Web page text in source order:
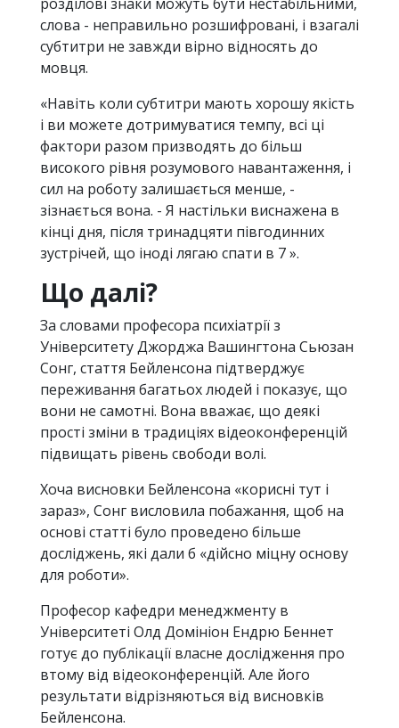
слова - неправильно розшифровані, і взагалі
субтитри не завжди вірно відносять до
мовця.
«Навіть коли субтитри мають хорошу якість
і ви можете дотримуватися темпу, всі ці
фактори разом призводять до більш
високого рівня розумового навантаження, і
сил на роботу залишається менше, -
зізнається вона. - Я настільки виснажена в
кінці дня, після тринадцяти півгодинних
зустрічей, що іноді лягаю спати в 7 ».
Що далі?
За словами професора психіатрії з
Університету Джорджа Вашингтона Сьюзан
Сонг, стаття Бейленсона підтверджує
переживання багатьох людей і показує, що
вони не самотні. Вона вважає, що деякі
прості зміни в традиціях відеоконференцій
підвищать рівень свободи волі.
Хоча висновки Бейленсона «корисні тут і
зараз», Сонг висловила побажання, щоб на
основі статті було проведено більше
досліджень, які дали б «дійсно міцну основу
для роботи».
Професор кафедри менеджменту в
Університеті Олд Домініон Ендрю Беннет
готує до публікації власне дослідження про
втому від відеоконференцій. Але його
результати відрізняються від висновків
Бейленсона.